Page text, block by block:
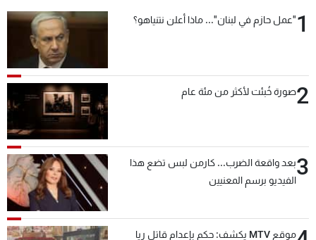
1"عمل حازم في لبنان"... ماذا أعلن نتنياهو؟
2صورة خُبئت لأكثر من مئة عام
3بعد واقعة الضرب... كارمن لبس تضع هذا
الفيديو برسم المعنيين
موقع MTV يكشف: حكم بإعدام قاتل ريا